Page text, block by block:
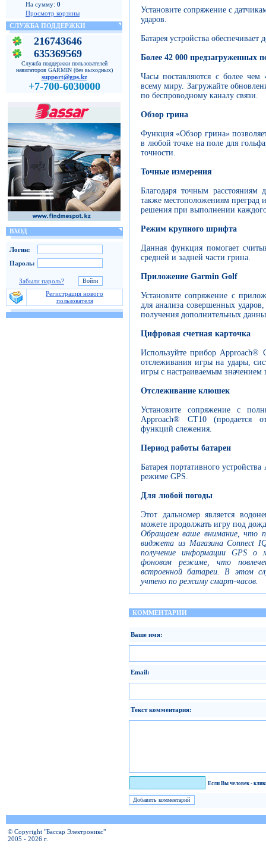
На сумму: 0
Просмотр корзины
СЛУЖБА ПОДДЕРЖКИ
216743646
635369569
Служба поддержки пользователей
навигаторов GARMIN (без выходных)
support@gps.kz
+7-700-6030000
ВХОД
Логин:
Пароль:
Забыли пароль?
Регистрация нового
пользователя
Установите сопряжение с
ударов.
Батарея устройства обеспечивает
Более 42 000 предзагруженных
Часы поставляются с более
всему миру. Загружайте
по беспроводному каналу связи.
Обзор грина
Функция «Обзор грина»
в любой точке на поле для
точности.
Точные измерения
Благодаря точным
также местоположениям преград
решения при выполнении
Режим крупного шрифта
Данная функция помогает
средней и задней части грина.
Приложение Garmin Golf
Установите сопряжение с
для анализа совершенных
получения дополнительных
Цифровая счетная карточка
Используйте прибор Approach®
отслеживания игры на удары,
игры с настраиваемым значением
Отслеживание клюшек
Установите сопряжение с
Approach® CT10 (продается
функций слежения.
Период работы батареи
Батарея портативного
режиме GPS.
Для любой погоды
Этот дальномер является
можете продолжать игру под
Обращаем ваше внимание, что
виджета из Магазина Connect
получение информации GPS о
фоновом режиме, что
встроенной батареи. В этом
учтено по режиму смарт-часов.
КОММЕНТАРИИ
Ваше имя:
Email:
Текст комментария:
Если Вы человек -
© Copyright "Бассар Электроникс"
2005 - 2026 г.